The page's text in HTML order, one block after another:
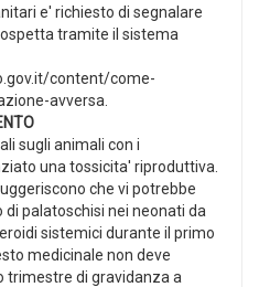
e' richiesto di segnalare
tramite il sistema
content/come-
avversa.
sugli animali con i
una tossicita' riproduttiva.
che vi potrebbe
palatoschisi nei neonati da
sistemici durante il primo
medicinale non deve
trimestre di gravidanza a